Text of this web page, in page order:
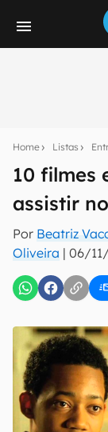
Home Listas
10 filmes
assistir
Por Beatriz
Oliveira | 06/
notícias e
mão.
E-mail
Uso e